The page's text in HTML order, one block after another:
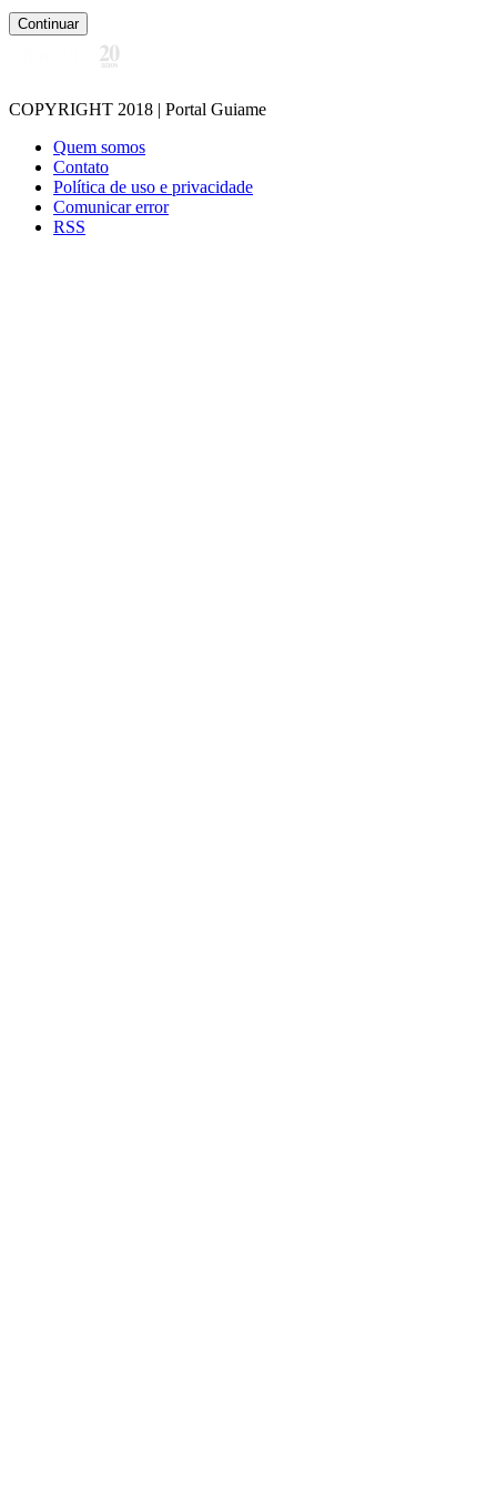
Continuar
COPYRIGHT 2018 | Portal Guiame
Quem somos
Contato
Política de uso e privacidade
Comunicar error
RSS